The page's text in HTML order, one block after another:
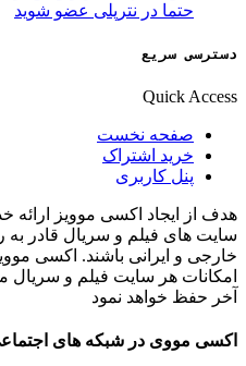
حتما در نترپلی عضو شوید
دسترسی سریع
Quick Access
صفحه نخست
خرید اشتراک
پنل کاربری
هدف از ایجاد اکسی موویز
سایت های فیلم و سریال قادر به
خارجی و ایرانی باشند. اکسی
امکانات هر سایت فیلم و
آخر حفظ خواهد نمود
اکسی مووی در شبکه های